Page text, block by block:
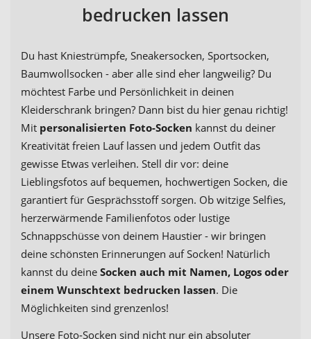
bedrucken lassen
Du hast Kniestrümpfe, Sneakersocken, Sportsocken,
Baumwollsocken - aber alle sind eher langweilig? Du
möchtest Farbe und Persönlichkeit in deinen
Kleiderschrank bringen? Dann bist du hier genau richtig!
Mit personalisierten Foto-Socken kannst du deiner
Kreativität freien Lauf lassen und jedem Outfit das
gewisse Etwas verleihen. Stell dir vor: deine
Lieblingsfotos auf bequemen, hochwertigen Socken, die
garantiert für Gesprächsstoff sorgen. Ob witzige Selfies,
herzerwärmende Familienfotos oder lustige
Schnappschüsse von deinem Haustier - wir bringen
deine schönsten Erinnerungen auf Socken! Natürlich
kannst du deine Socken auch mit Namen, Logos oder
einem Wunschtext bedrucken lassen. Die
Möglichkeiten sind grenzenlos!
Unsere Foto-Socken sind nicht nur ein absoluter